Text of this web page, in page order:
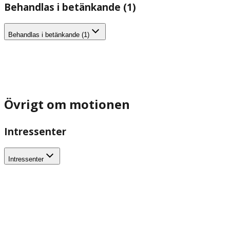
Behandlas i betänkande (1)
Behandlas i betänkande (1)
Övrigt om motionen
Intressenter
Intressenter